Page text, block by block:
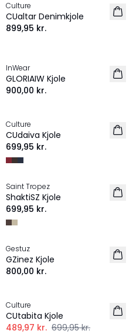
NYHED
Culture
CUaltar Denimkjole
899,95 kr.
NYHED
InWear
GLORIAIW Kjole
900,00 kr.
NYHED
Culture
CUdaiva Kjole
699,95 kr.
NYHED
Saint Tropez
ShaktiSZ Kjole
699,95 kr.
NYHED
Gestuz
GZinez Kjole
800,00 kr.
Culture
CUtabita Kjole
489,97 kr. 699,95 kr.